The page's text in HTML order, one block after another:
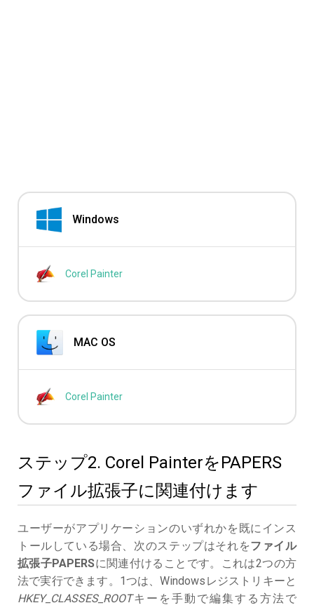
Windows
Corel Painter
MAC OS
Corel Painter
ステップ2. Corel PainterをPAPERS
ファイル拡張子に関連付けます
ユーザーがアプリケーションのいずれかを既にインス
トールしている場合、次のステップはそれをファイル
拡張子PAPERSに関連付けることです。これは2つの方
法で実行できます。1つは、Windowsレジストリキーと
HKEY_CLASSES_ROOTキーを手動で編集する方法で